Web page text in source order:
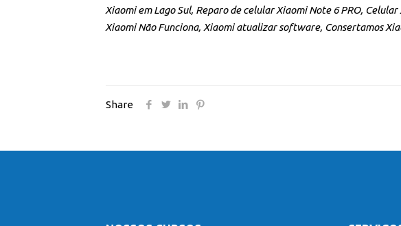
Xiaomi em Lago Sul, Reparo de celular Xiaomi Note 6 PRO,
Xiaomi Não Funciona, Xiaomi atualizar software, Consertamos
Share